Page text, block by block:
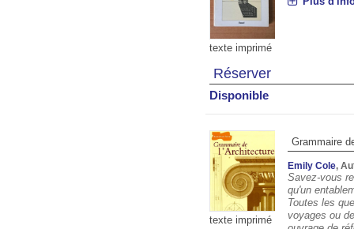
texte imprimé
Réserver
Disponible
texte imprimé
Grammaire
Emily Cole,
Savez-vous
qu'un
Toutes les
voyages ou